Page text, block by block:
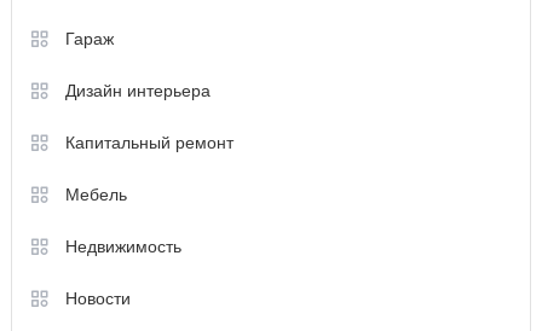
Гараж
Дизайн интерьера
Капитальный ремонт
Мебель
Недвижимость
Новости